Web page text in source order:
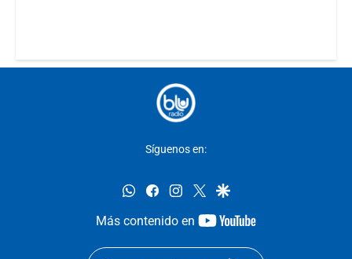
Síguenos en:
whatsappfacebookinstagram
twittergoogle
Más contenido en
youtube-